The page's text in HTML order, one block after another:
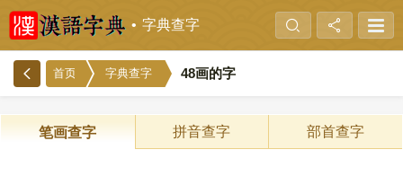
字典查字
首页 字典查字 48画的字
笔画查字 拼音查字 部首查字